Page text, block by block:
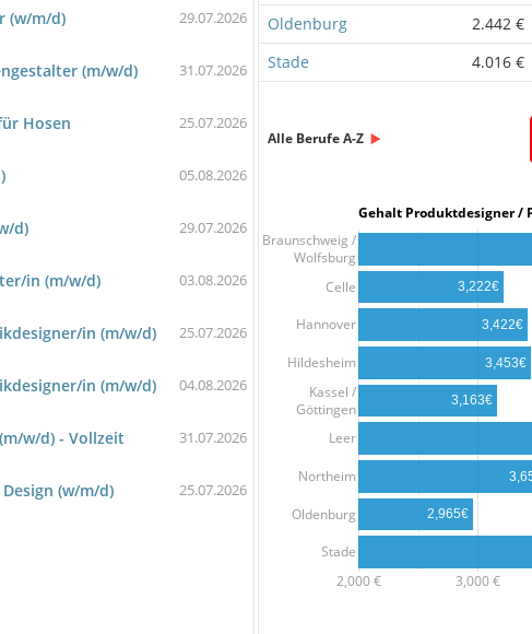
Oldenburg
2.442 €
Stade
4.016 €
Alle Berufe A-Z
Gehalt
2,000 € 3,000 €
Braunschweig /
Wolfsburg
Celle
Hannover
Hildesheim
Kassel /
Göttingen
Leer
Northeim
Oldenburg
Stade
3,222€
3,422€
3,453€
3,163€
2,965€
(w/m/d) 29.07.2026
(m/w/d) 31.07.2026
Hosen 25.07.2026
05.08.2026
d) 29.07.2026
in (m/w/d) 03.08.2026
in (m/w/d) 25.07.2026
in (m/w/d) 04.08.2026
w/d) - Vollzeit 31.07.2026
(w/m/d) 25.07.2026